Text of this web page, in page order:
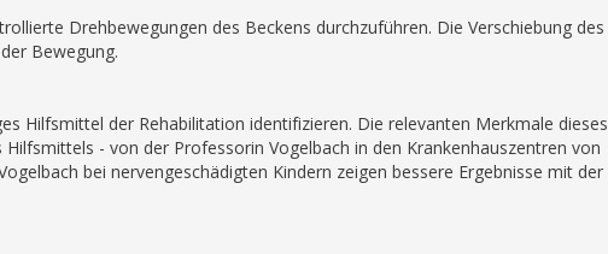
Drehbewegungen des Beckens durchzuführen. Die Verschiebung des
Bewegung.
Hilfsmittel der Rehabilitation identifizieren. Die relevanten Merkmale dieses
- von der Professorin Vogelbach in den Krankenhauszentren von
bei nervengeschädigten Kindern zeigen bessere Ergebnisse mit der